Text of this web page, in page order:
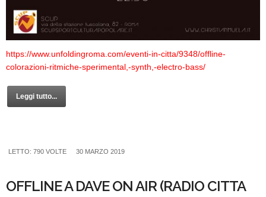
https://www.unfoldingroma.com/eventi-in-citta/9348/offline-
colorazioni-ritmiche-sperimental,-synth,-electro-bass/
Leggi tutto...
LETTO: 790 VOLTE 30 MARZO 2019
OFFLINE A DAVE ON AIR (RADIO CITTA